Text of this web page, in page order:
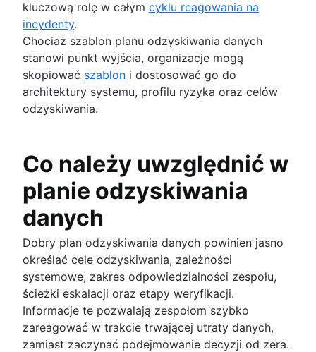
kluczową rolę w całym cyklu reagowania na
incydenty.
Chociaż szablon planu odzyskiwania danych
stanowi punkt wyjścia, organizacje mogą
skopiować szablon i dostosować go do
architektury systemu, profilu ryzyka oraz celów
odzyskiwania.
Co należy uwzględnić w
planie odzyskiwania
danych
Dobry plan odzyskiwania danych powinien jasno
określać cele odzyskiwania, zależności
systemowe, zakres odpowiedzialności zespołu,
ścieżki eskalacji oraz etapy weryfikacji.
Informacje te pozwalają zespołom szybko
zareagować w trakcie trwającej utraty danych,
zamiast zaczynać podejmowanie decyzji od zera.